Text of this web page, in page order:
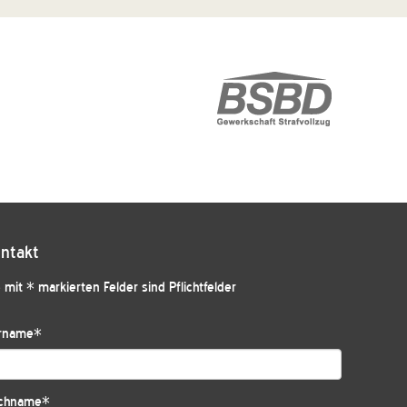
mit * markierten Felder sind Pflichtfelder
*
*